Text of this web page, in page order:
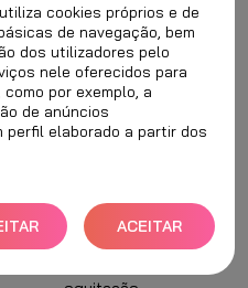
Atleta de
competição na
cookies próprios e de
de navegação, bem
dos utilizadores pelo
nele oferecidos para
por exemplo, a
de anúncios
perfil elaborado a partir dos
ACEITAR
TODOS